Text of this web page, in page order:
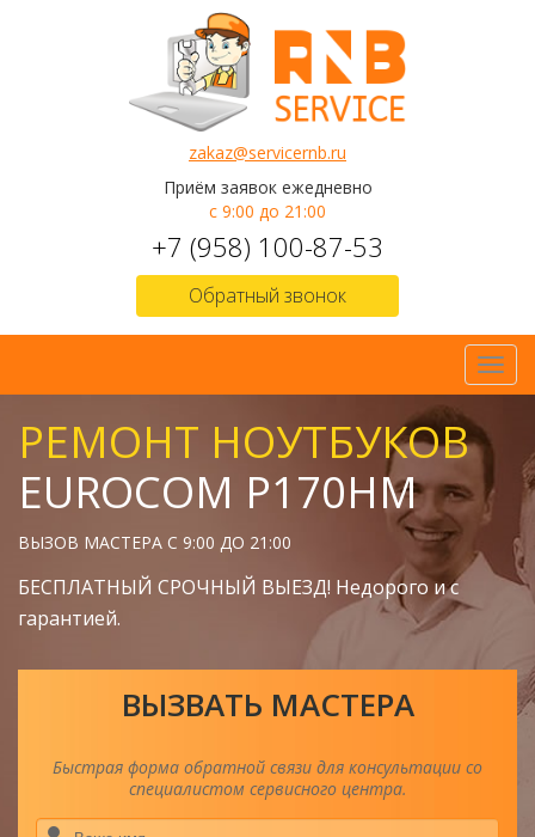
zakaz@servicernb.ru
Приём заявок ежедневно
с 9:00 до 21:00
+7 (958) 100-87-53
Обратный звонок
РЕМОНТ НОУТБУКОВ
EUROCOM P170HM
ВЫЗОВ МАСТЕРА С 9:00 ДО 21:00
БЕСПЛАТНЫЙ СРОЧНЫЙ ВЫЕЗД! Недорого и с
гарантией.
ВЫЗВАТЬ МАСТЕРА
Быстрая форма обратной связи для консультации со
специалистом сервисного центра.